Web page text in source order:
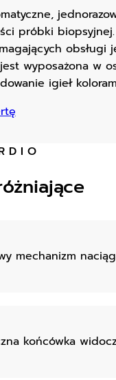
próbki
obsługi
wyposażona w
igieł
mechanizm
końcówka